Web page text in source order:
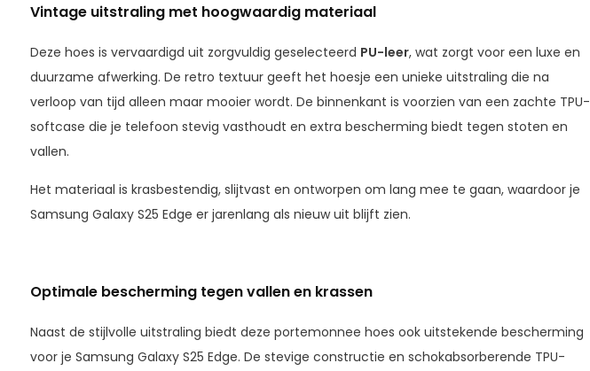
Vintage uitstraling met hoogwaardig materiaal
Deze hoes is vervaardigd uit zorgvuldig geselecteerd PU-leer, wat zorgt voor een luxe en
duurzame afwerking. De retro textuur geeft het hoesje een unieke uitstraling die na
verloop van tijd alleen maar mooier wordt. De binnenkant is voorzien van een zachte TPU-
softcase die je telefoon stevig vasthoudt en extra bescherming biedt tegen stoten en
vallen.
Het materiaal is krasbestendig, slijtvast en ontworpen om lang mee te gaan, waardoor je
Samsung Galaxy S25 Edge er jarenlang als nieuw uit blijft zien.
Optimale bescherming tegen vallen en krassen
Naast de stijlvolle uitstraling biedt deze portemonnee hoes ook uitstekende bescherming
voor je Samsung Galaxy S25 Edge. De stevige constructie en schokabsorberende TPU-